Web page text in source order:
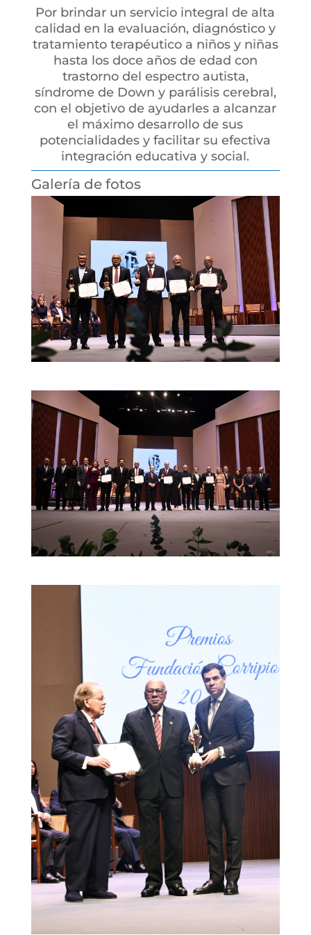
Por brindar un servicio integral de alta
calidad en la evaluación, diagnóstico y
tratamiento terapéutico a niños y niñas
hasta los doce años de edad con
trastorno del espectro autista,
síndrome de Down y parálisis cerebral,
con el objetivo de ayudarles a alcanzar
el máximo desarrollo de sus
potencialidades y facilitar su efectiva
integración educativa y social.
Galería de fotos